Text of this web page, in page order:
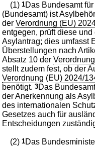
(1)1Das Bundesamt
(Bundesamt) ist
derVerordnung (EU)
entgegen, prüft diese
Asylantrag; dies umfasst
Überstellungen nach
Absatz 10 der
stellt zudem fest, ob der
Verordnung (EU) 2024/
benötigt.3Das
der Anerkennung als
des internationalen
Gesetzes auch für
Entscheidungen
(2)1Das